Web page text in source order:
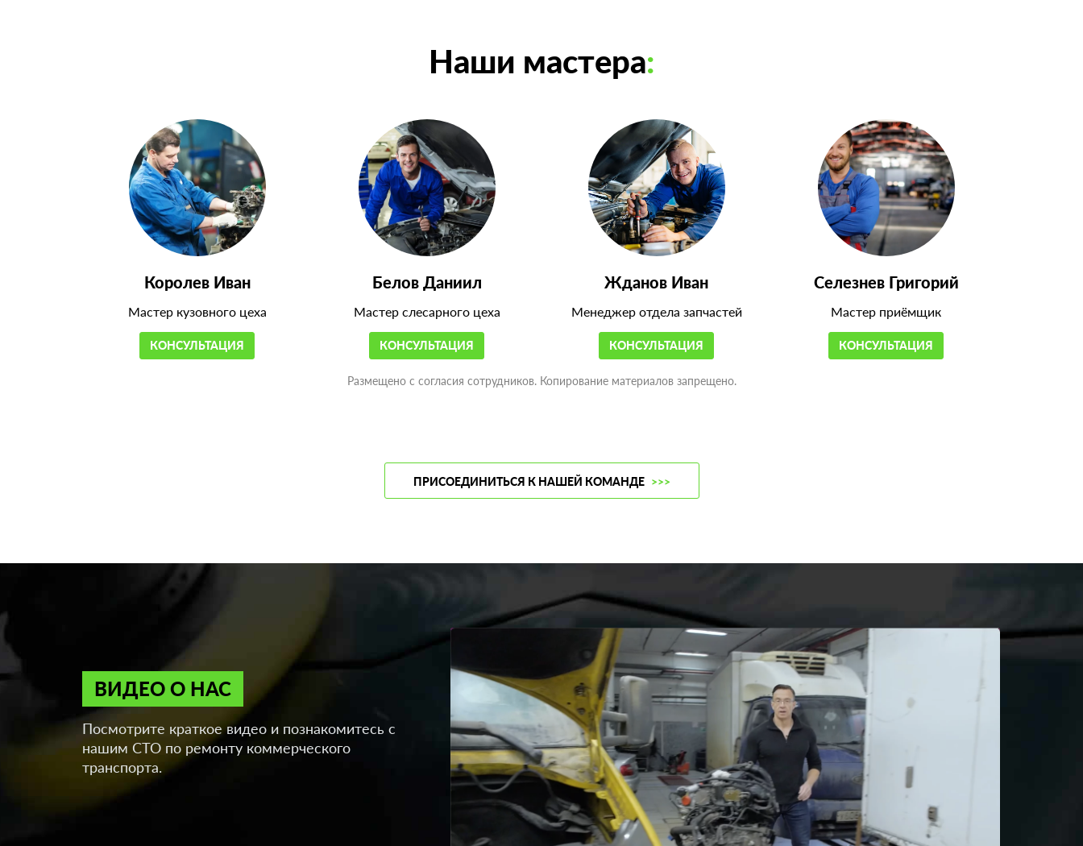
Наши мастера:
Королев Иван
Мастер кузовного цеха
КОНСУЛЬТАЦИЯ
Белов Даниил
Мастер слесарного цеха
КОНСУЛЬТАЦИЯ
Жданов Иван
Менеджер отдела запчастей
КОНСУЛЬТАЦИЯ
Селезнев Григорий
Мастер приёмщик
КОНСУЛЬТАЦИЯ
Размещено с согласия сотрудников. Копирование материалов запрещено.
ПРИСОЕДИНИТЬСЯ К НАШЕЙ КОМАНДЕ >>>
ВИДЕО О НАС
Посмотрите краткое видео и познакомитесь с
нашим СТО по ремонту коммерческого
транспорта.